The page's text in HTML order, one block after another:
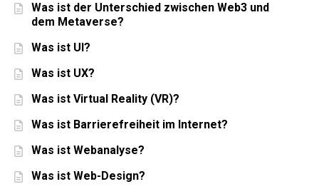
Was ist der Unterschied zwischen Web3 und
dem Metaverse?
Was ist UI?
Was ist UX?
Was ist Virtual Reality (VR)?
Was ist Barrierefreiheit im Internet?
Was ist Webanalyse?
Was ist Web-Design?